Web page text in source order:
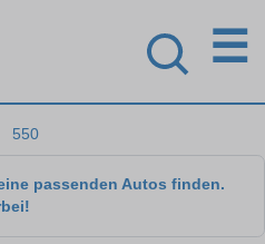
☰
550
passenden Autos finden.